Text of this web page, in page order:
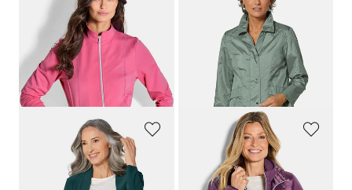
Sweatjacke mit Stehkragen
69,95 €
30-Tage-Bestpreis**: 39,95 € (-12%)
Leichte Jacke mit edlem Schimmer
149,95 €
30-Tage-Bestpreis**: 119,95 €
Weich fallende Jersey-Longjacke
99,95 €
Steppjacke mit Ärmeln aus Softshell
99,95 €169,95 €